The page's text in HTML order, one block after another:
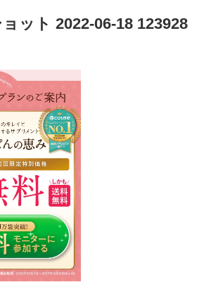
ット 2022-06-18 123928